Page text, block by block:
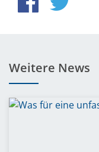
Weitere News